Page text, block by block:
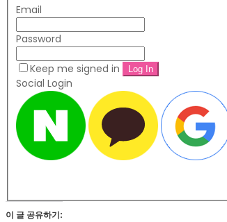
Email
Password
Keep me signed in
Social Login
이 글 공유하기: